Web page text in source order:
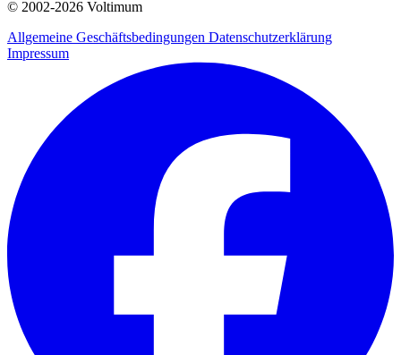
© 2002-2026 Voltimum
Allgemeine Geschäftsbedingungen Datenschutzerklärung
Impressum